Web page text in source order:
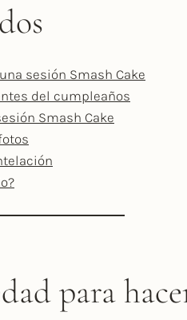
sesión Smash Cake
del cumpleaños
Smash Cake
para